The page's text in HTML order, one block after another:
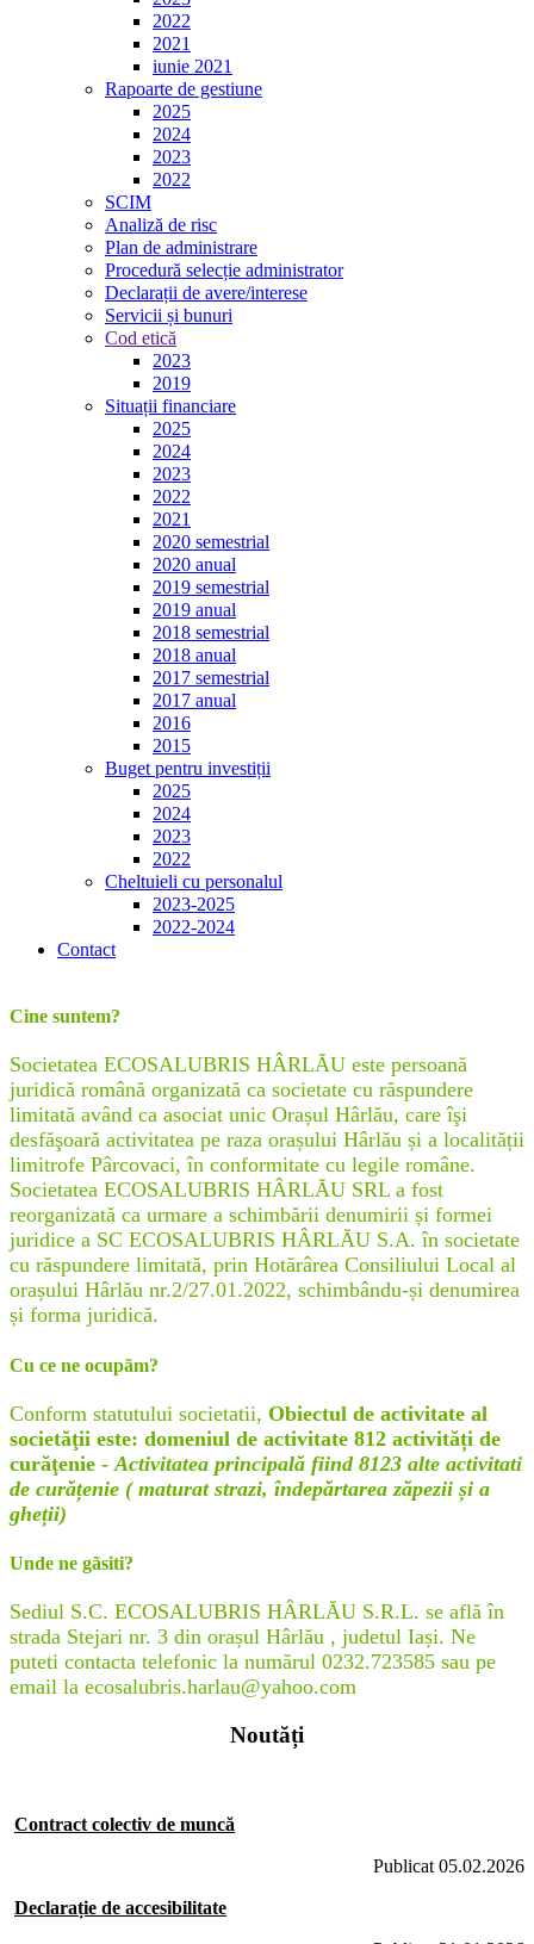
2022
2021
iunie 2021
Rapoarte de gestiune
2025
2024
2023
2022
SCIM
Analiză de risc
Plan de administrare
Procedură selecție administrator
Declarații de avere/interese
Servicii și bunuri
Cod etică
2023
2019
Situații financiare
2025
2024
2023
2022
2021
2020 semestrial
2020 anual
2019 semestrial
2019 anual
2018 semestrial
2018 anual
2017 semestrial
2017 anual
2016
2015
Buget pentru investiții
2025
2024
2023
2022
Cheltuieli cu personalul
2023-2025
2022-2024
Contact
Cine suntem?
Societatea ECOSALUBRIS HÂRLĂU este persoană
juridică română organizată ca societate cu răspundere
limitată având ca asociat unic Orașul Hârlău, care îşi
desfăşoară activitatea pe raza orașului Hârlău și a localității
limitrofe Pârcovaci, în conformitate cu legile române.
Societatea ECOSALUBRIS HÂRLĂU SRL a fost
reorganizată ca urmare a schimbării denumirii și formei
juridice a SC ECOSALUBRIS HÂRLĂU S.A. în societate
cu răspundere limitată, prin Hotărârea Consiliului Local al
orașului Hârlău nr.2/27.01.2022, schimbându-și denumirea
și forma juridică.
Cu ce ne ocupãm?
Conform statutului societatii, Obiectul de activitate al
societăţii este: domeniul de activitate 812 activități de
curăţenie - Activitatea principală fiind 8123 alte activitati
de curățenie ( maturat strazi, îndepărtarea zăpezii și a
gheții)
Unde ne gãsiti?
Sediul S.C. ECOSALUBRIS HÂRLĂU S.R.L. se află în
strada Stejari nr. 3 din orașul Hârlău , judetul Iași. Ne
puteti contacta telefonic la numărul 0232.723585 sau pe
email la ecosalubris.harlau@yahoo.com
Noutăți
Contract colectiv de muncă
Publicat 05.02.2026
Declarație de accesibilitate